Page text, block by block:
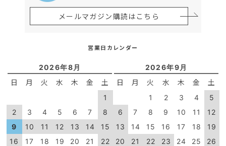
メールマガジン購読はこちら
営業日カレンダー
2026年8月
日 月 火 水 木 金 土
1
2
3 4 5 6 7
8
9
10 11 12 13 14
15
16
17 18 19 20 21
22
2026年9月
日 月 火 水 木 金 土
1 2 3 4
5
6
7 8 9 10 11
12
13
14 15 16 17 18
19
20
21 22 23 24 25
26